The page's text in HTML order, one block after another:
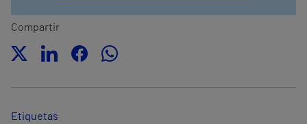
Compartir
Etiquetas